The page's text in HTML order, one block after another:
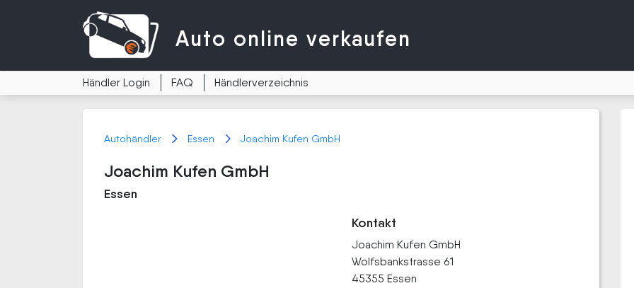
Auto online verkaufen
Händler Login FAQ Händlerverzeichnis
Autohändler Essen Joachim Kufen GmbH
Joachim Kufen GmbH
Essen
Kontakt
Joachim Kufen GmbH
Wolfsbankstrasse 61
45355 Essen